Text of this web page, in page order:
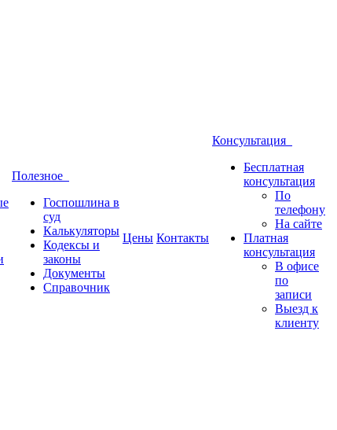
Полезное
Госпошлина в
суд
Калькуляторы
Кодексы и
законы
Документы
Справочник
Цены Контакты
Консультация
Бесплатная
консультация
По
телефону
На сайте
Платная
консультация
В офисе
по
записи
Выезд к
клиенту